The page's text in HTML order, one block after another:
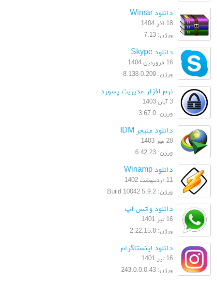
دانلود Winrar
18 آذر 1404
ورژن: 7.13
دانلود Skype
16 فروردین 1404
ورژن: 8.138.0.209
نرم افزار مدیریت پسورد
3 آبان 1403
ورژن: 3.67.0
دانلود منیجر IDM
28 مهر 1403
ورژن: 6.42.23
دانلود Winamp
11 اردیبهشت 1402
ورژن: 5.9.2 Build 10042
دانلود واتس اپ
16 تیر 1401
ورژن: 2.22.15.8
دانلود اینستاگرام
16 تیر 1401
ورژن: 243.0.0.0.43